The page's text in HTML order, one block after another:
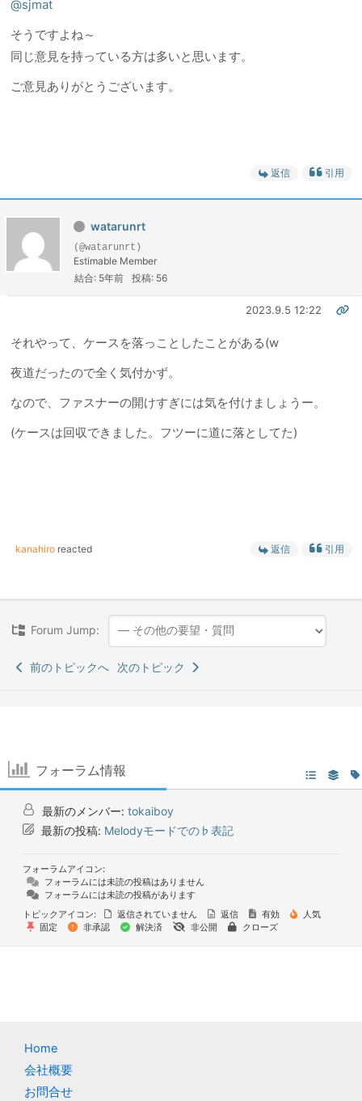
@sjmat
そうですよね～
同じ意見を持っている方は多いと思います。
ご意見ありがとうございます。
返信 引用
watarunrt
(@watarunrt)
Estimable Member
結合: 5年前
投稿: 56
2023.9.5 12:22
それやって、ケースを落っことしたことがある(w
夜道だったので全く気付かず。
なので、ファスナーの開けすぎには気を付けましょうー。
(ケースは回収できました。フツーに道に落としてた)
kanahiro reacted 返信 引用
Forum Jump:
前のトピックへ 次のトピック
フォーラム情報
最新のメンバー: tokaiboy
最新の投稿: Melodyモードでの♭表記
フォーラムアイコン:
フォーラムには未読の投稿はありません
フォーラムには未読の投稿があります
トピックアイコン:
返信されていません 返信 有効
人気
固定
非承認 解決済 非公開 クローズ
Home
会社概要
お問合せ